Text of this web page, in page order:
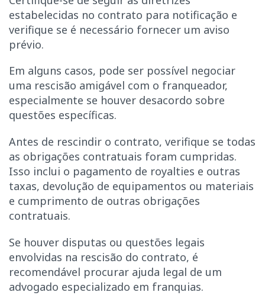
estabelecidas no contrato para notificação e
verifique se é necessário fornecer um aviso
prévio.
Em alguns casos, pode ser possível negociar
uma rescisão amigável com o franqueador,
especialmente se houver desacordo sobre
questões específicas.
Antes de rescindir o contrato, verifique se todas
as obrigações contratuais foram cumpridas.
Isso inclui o pagamento de royalties e outras
taxas, devolução de equipamentos ou materiais
e cumprimento de outras obrigações
contratuais.
Se houver disputas ou questões legais
envolvidas na rescisão do contrato, é
recomendável procurar ajuda legal de um
advogado especializado em franquias.